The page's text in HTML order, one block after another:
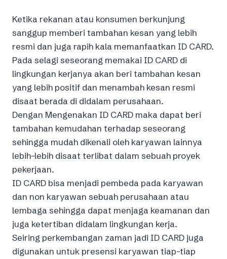
Ketika rekanan atau konsumen berkunjung
sanggup memberi tambahan kesan yang lebih
resmi dan juga rapih kala memanfaatkan ID CARD.
Pada selagi seseorang memakai ID CARD di
lingkungan kerjanya akan beri tambahan kesan
yang lebih positif dan menambah kesan resmi
disaat berada di didalam perusahaan.
Dengan Mengenakan ID CARD maka dapat beri
tambahan kemudahan terhadap seseorang
sehingga mudah dikenali oleh karyawan lainnya
lebih-lebih disaat terlibat dalam sebuah proyek
pekerjaan.
ID CARD bisa menjadi pembeda pada karyawan
dan non karyawan sebuah perusahaan atau
lembaga sehingga dapat menjaga keamanan dan
juga ketertiban didalam lingkungan kerja.
Seiring perkembangan zaman jadi ID CARD juga
digunakan untuk presensi karyawan tiap-tiap